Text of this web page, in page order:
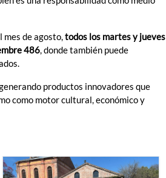
mes de agosto,todos los martes y jueves
486, donde también puede
productos innovadores que
como motor cultural, económico y